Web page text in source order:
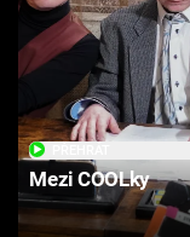
Mezi COOLky